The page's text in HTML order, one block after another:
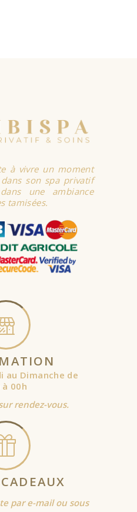
à vivre un moment
son spa privatif
une ambiance
tamisées.
au Dimanche de
à 00h
rendez-vous.
par e-mail ou sous